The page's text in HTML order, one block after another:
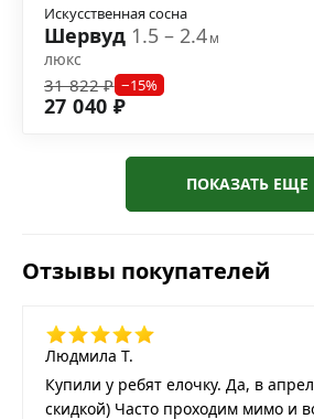
Искусственная сосна
Шервуд 1.5 – 2.4м
люкс
31 822 ₽ −15%
27 040 ₽
ПОКАЗАТЬ ЕЩЕ
Отзывы покупателей
Людмила Т.
Купили у ребят елочку. Да, в
скидкой) Часто проходим мимо и